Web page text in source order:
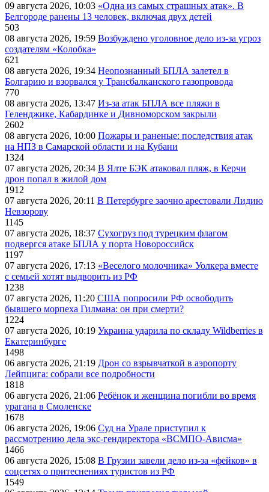
09 августа 2026, 10:03 «Одна из самых страшных атак». В
Белгороде ранены 13 человек, включая двух детей
503
08 августа 2026, 19:59 Возбуждено уголовное дело из-за угроз
создателям «Колобка»
621
08 августа 2026, 19:34 Неопознанный БПЛА залетел в
Болгарию и взорвался у Трансбалканского газопровода
770
08 августа 2026, 13:47 Из-за атак БПЛА все пляжи в
Геленджике, Кабардинке и Дивноморском закрыли
2602
08 августа 2026, 10:00 Пожары и раненые: последствия атак
на НПЗ в Самарской области и на Кубани
1324
07 августа 2026, 20:34 В Ялте БЭК атаковал пляж, в Керчи
дрон попал в жилой дом
1912
07 августа 2026, 20:11 В Петербурге заочно арестовали Лидию
Невзорову
1145
07 августа 2026, 18:37 Сухогруз под турецким флагом
подвергся атаке БПЛА у порта Новороссийск
1197
07 августа 2026, 17:13 «Веселого молочника» Уолкера вместе
с семьей хотят выдворить из РФ
1238
07 августа 2026, 11:20 США попросили РФ освободить
бывшего морпеха Гилмана: он при смерти?
1224
07 августа 2026, 10:19 Украина ударила по складу Wildberries в
Екатеринбурге
1498
06 августа 2026, 21:19 Дрон со взрывчаткой в аэропорту
Лейпцига: собрали все подробности
1818
06 августа 2026, 21:06 Ребёнок и женщина погибли во время
урагана в Смоленске
1678
06 августа 2026, 19:06 Суд на Урале приступил к
рассмотрению дела экс-гендиректора «ВСМПО-Ависма»
1466
06 августа 2026, 15:08 В Грузии завели дело из-за «фейков» в
соцсетях о притеснениях туристов из РФ
1549